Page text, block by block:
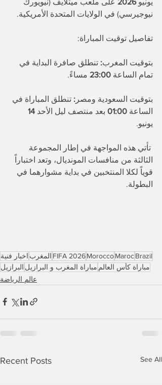
نيوجيرسي) في الولايات المتحدة الأمريكية.
تفاصيل توقيت المباراة:
بتوقيت المغرب: تنطلق صافرة البداية في
تمام الساعة 23:00 مساءً.
بتوقيت السعودية ومصر : تنطلق المباراة في
الساعة 01:00 بعد منتصف ليل الأحد
يونيو.
تأتي هذه المواجهة في إطار المجموعة
الثالثة من منافسات المونديال، وتعد اختباراً
قوياً لكلا المنتخبين في بداية مشوارهما في
البطولة.
اخبار فنية المغرب FIFA 2026MoroccoMarocBrazil
البرازيل مباراة المغرب و البرازيل مباراة كأس العالم
عالم الرياضة
Recent Posts See All